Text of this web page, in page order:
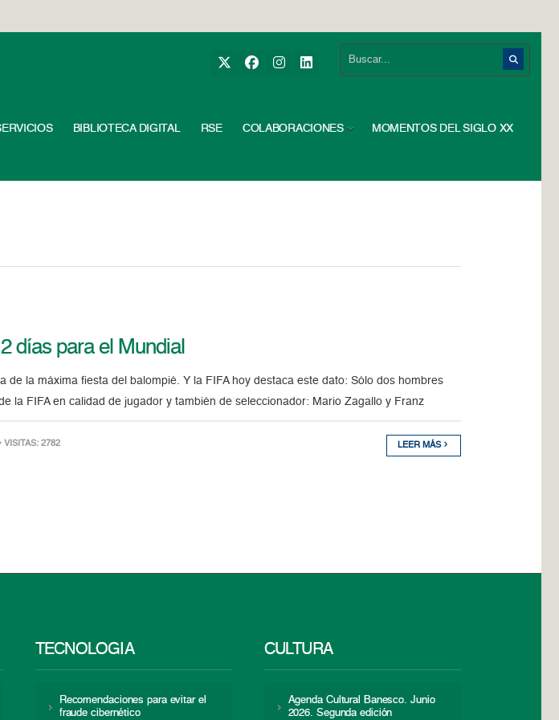
BIBLIOTECA DIGITAL RSE COLABORACIONES MOMENTOS DEL SIGLO XX
días para el Mundial
de la máxima fiesta del balompié. Y la FIFA hoy destaca este dato: Sólo dos hombres
la FIFA en calidad de jugador y también de seleccionador: Mario Zagallo y Franz
• VISITAS: 2782 LEER MÁS
TECNOLOGÍA
Recomendaciones para evitar el
fraude cibernético
CULTURA
Agenda Cultural Banesco. Junio
2026. Segunda edición